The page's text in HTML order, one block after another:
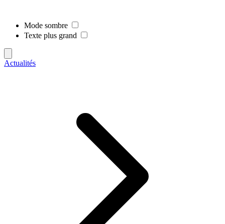
Mode sombre
Texte plus grand
Actualités